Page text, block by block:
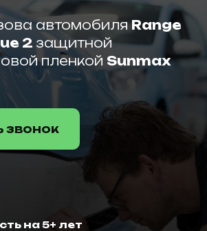
автомобиляRange
2 защитной
пленкой Sunmax
звонок
на 5+ лет